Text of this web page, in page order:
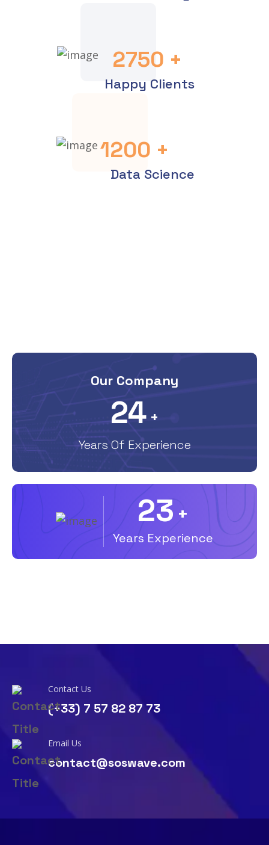
2750 +
Happy Clients
1200 +
Data Science
Our Company
25 +
Years Of Experience
25 +
Years Experience
Contact Us
(+33) 7 57 82 87 73
Email Us
contact@soswave.com